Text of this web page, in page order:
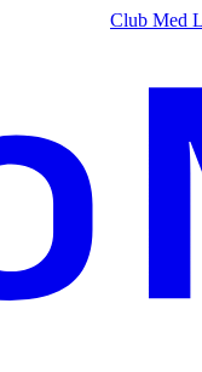
Club Med